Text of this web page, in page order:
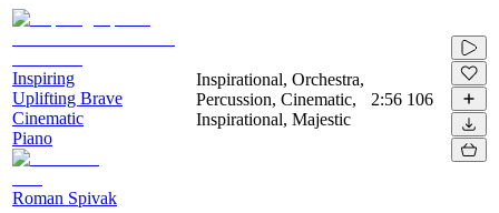
Inspiring
Uplifting Brave
Cinematic
Piano
Roman Spivak
Inspirational, Orchestra,
Percussion, Cinematic,
Inspirational, Majestic
2:56 106